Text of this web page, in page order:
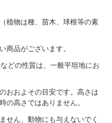
植物は種、苗木、球根等の素
商品がございます。
どの性質は、一般平坦地にお
おおよその目安です。高さは
の高さではありません。
せん、動物にも与えないでく